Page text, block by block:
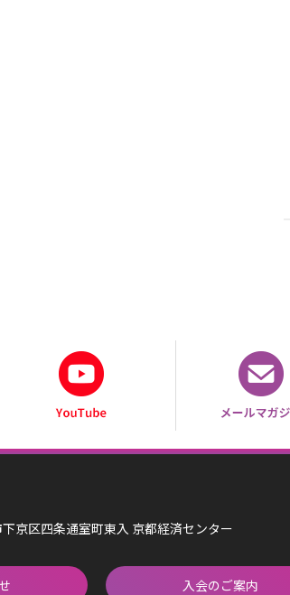
京区四条通室町東入 京都経済センター
入会のご案内